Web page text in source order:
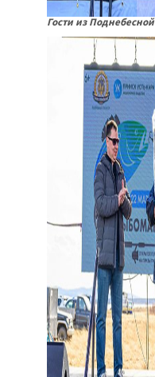
Гости из Поднебесной